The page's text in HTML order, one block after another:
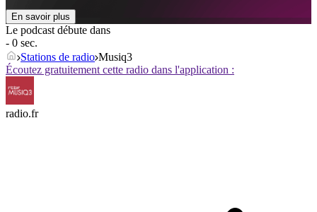
En savoir plus
Le podcast débute dans
- 0 sec.
Stations de radio Musiq3
Écoutez gratuitement cette radio dans l'application :
radio.fr